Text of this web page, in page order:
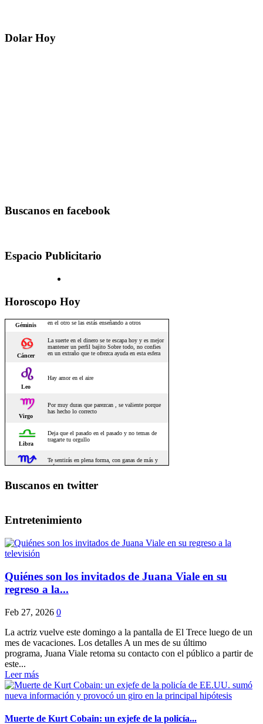
Dolar Hoy
Buscanos en facebook
Espacio Publicitario
Horoscopo Hoy
Buscanos en twitter
Entretenimiento
Quiénes son los invitados de Juana Viale en su
regreso a la...
Feb 27, 2026 0
La actriz vuelve este domingo a la pantalla de El Trece luego de un
mes de vacaciones. Los detalles A un mes de su último
programa, Juana Viale retoma su contacto con el público a partir de
este...
Leer más
Muerte de Kurt Cobain: un exjefe de la policía...